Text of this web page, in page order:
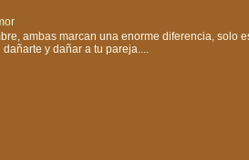
ambas marcan una enorme diferencia, solo
y dañar a tu pareja....